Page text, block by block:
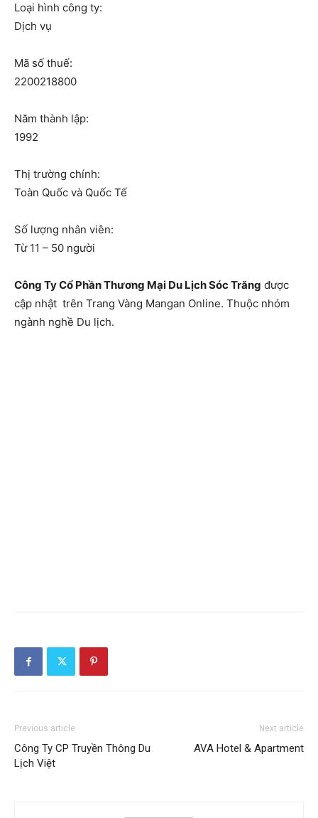
Loại hình công ty:
Dịch vụ
Mã số thuế:
2200218800
Năm thành lập:
1992
Thị trường chính:
Toàn Quốc và Quốc Tế
Số lượng nhân viên:
Từ 11 – 50 người
Công Ty Cổ Phần Thương Mại Du Lịch Sóc Trăng được
cập nhật trên Trang Vàng Mangan Online. Thuộc nhóm
ngành nghề Du lịch.
Previous article
Công Ty CP Truyền Thông Du
Lịch Việt
Next article
AVA Hotel & Apartment